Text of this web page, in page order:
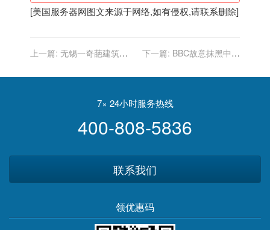
[美国服务器网图文来源于网络,如有侵权,请联系删除]
上一篇: 无锡一奇葩建筑，
废杂草丛生成停车场
下一篇: BBC故意抹黑中国
7× 24小时服务热线
400-808-5836
联系我们
领优惠码